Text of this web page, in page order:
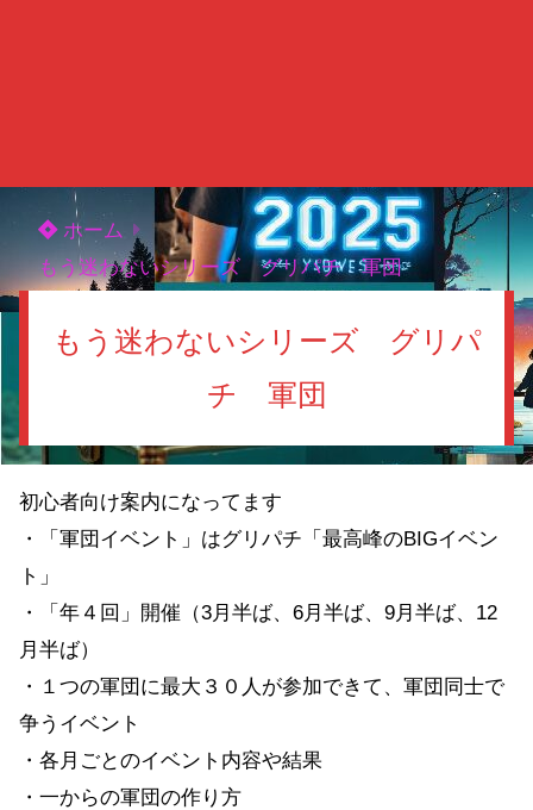
ホーム
もう迷わないシリーズ グリパチ 軍団
もう迷わないシリーズ グリパ
チ 軍団
初心者向け案内になってます
・「軍団イベント」はグリパチ「最高峰のBIGイベン
ト」
・「年４回」開催（3月半ば、6月半ば、9月半ば、12
月半ば）
・１つの軍団に最大３０人が参加できて、軍団同士で
争うイベント
・各月ごとのイベント内容や結果
・一からの軍団の作り方